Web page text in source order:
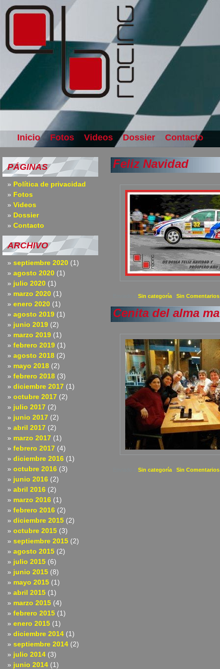
Inicio Fotos Videos Dossier Contacto
PÁGINAS
Política de privacidad
Fotos
Videos
Dossier
Contacto
ARCHIVO
septiembre 2020 (1)
agosto 2020 (1)
julio 2020 (1)
marzo 2020 (1)
enero 2020 (1)
agosto 2019 (1)
junio 2019 (2)
marzo 2019 (1)
febrero 2019 (1)
agosto 2018 (2)
mayo 2018 (2)
febrero 2018 (3)
diciembre 2017 (1)
octubre 2017 (2)
julio 2017 (2)
junio 2017 (2)
abril 2017 (2)
marzo 2017 (1)
febrero 2017 (4)
diciembre 2016 (1)
octubre 2016 (3)
junio 2016 (2)
abril 2016 (2)
marzo 2016 (1)
febrero 2016 (2)
diciembre 2015 (2)
octubre 2015 (3)
septiembre 2015 (2)
agosto 2015 (2)
julio 2015 (6)
junio 2015 (8)
mayo 2015 (1)
abril 2015 (1)
marzo 2015 (4)
febrero 2015 (1)
enero 2015 (1)
diciembre 2014 (1)
septiembre 2014 (2)
julio 2014 (3)
junio 2014 (1)
Feliz Navidad
Sin categoría Sin Comentarios
Cenita del alma
Sin categoría Sin Comentarios